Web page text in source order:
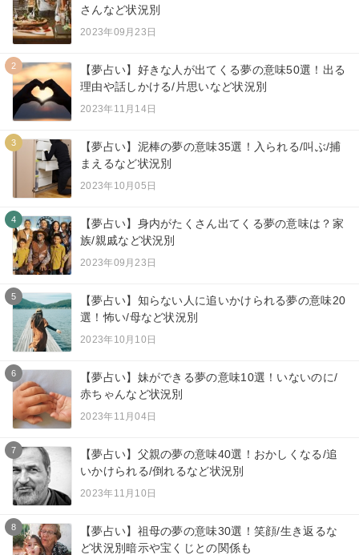
さんなど状況別
2023年09月23日
2
【夢占い】好きな人が出てくる夢の意味50選！出る
理由や話しかける/片思いなど状況別
2023年11月14日
3
【夢占い】泥棒の夢の意味35選！入られる/叫ぶ/捕
まえるなど状況別
2023年10月05日
4
【夢占い】身内がたくさん出てくる夢の意味は？家
族/親戚など状況別
2023年09月23日
5
【夢占い】知らない人に追いかけられる夢の意味20
選！怖い/母など状況別
2023年10月10日
6
【夢占い】妹ができる夢の意味10選！いないのに/
赤ちゃんなど状況別
2023年11月04日
7
【夢占い】父親の夢の意味40選！おかしくなる/追
いかけられる/倒れるなど状況別
2023年11月10日
8
【夢占い】祖母の夢の意味30選！笑顔/生き返るな
ど状況別暗示や宝くじとの関係も